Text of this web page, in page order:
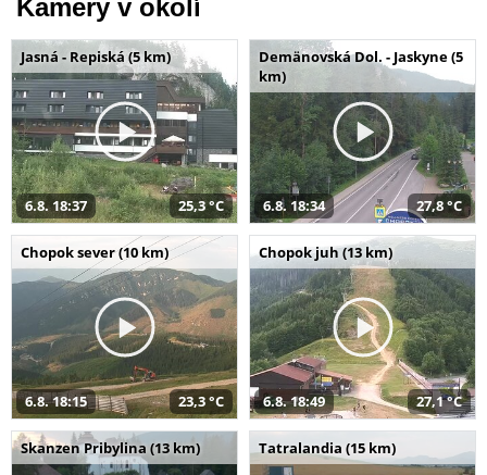
Kamery v okolí
Jasná - Repiská (5 km)
6.8. 18:37 25,3 °C
Demänovská Dol. - Jaskyne (5
km)
6.8. 18:34 27,8 °C
Chopok sever (10 km)
6.8. 18:15 23,3 °C
Chopok juh (13 km)
6.8. 18:49 27,1 °C
Skanzen Pribylina (13 km) Tatralandia (15 km)